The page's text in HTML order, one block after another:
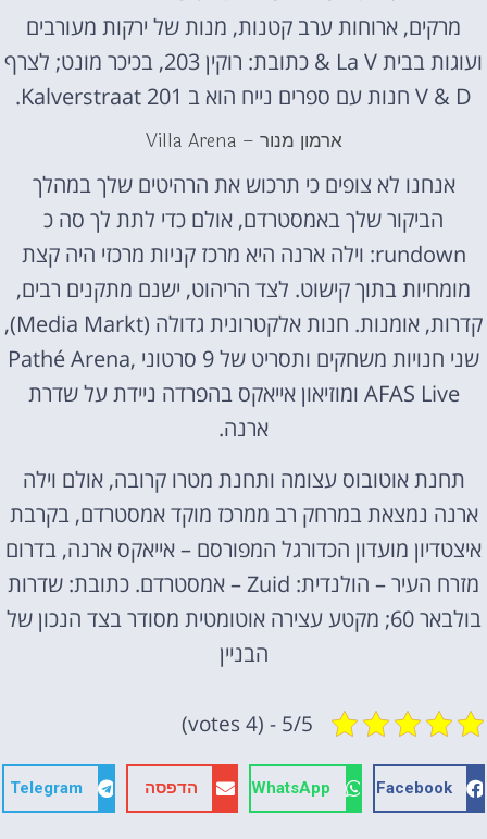
מרקים, ארוחות ערב קטנות, מנות של ירקות מעורבים
ועוגות בבית La V & כתובת: רוקין 203, בכיכר מונט; לצרף
V & D חנות עם ספרים נייח הוא ב Kalverstraat 201.
ארמון מנור – Villa Arena
אנחנו לא צופים כי תרכוש את הרהיטים שלך במהלך
הביקור שלך באמסטרדם, אולם כדי לתת לך סה כ
rundown: וילה ארנה היא מרכז קניות מרכזי היה קצת
מומחיות בתוך קישוט. לצד הריהוט, ישנם מתקנים רבים,
קדרות, אומנות. חנות אלקטרונית גדולה (Media Markt),
שני חנויות משחקים ותסריט של 9 סרטוני Pathé Arena,
AFAS Live ומוזיאון אייאקס בהפרדה ניידת על שדרת
ארנה.
תחנת אוטובוס עצומה ותחנת מטרו קרובה, אולם וילה
ארנה נמצאת במרחק רב ממרכז מוקד אמסטרדם, בקרבת
איצטדיון מועדון הכדורגל המפורסם – אייאקס ארנה, בדרום
מזרח העיר – הולנדית: Zuid – אמסטרדם. כתובת: שדרות
בולבאר 60; מקטע עצירה אוטומטית מסודר בצד הנכון של
הבניין
5/5 - (4 votes)
Facebook
WhatsApp הדפסה Telegram